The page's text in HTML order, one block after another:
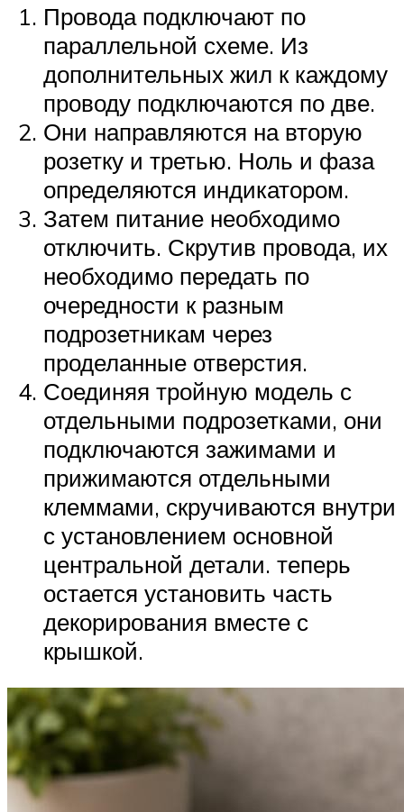
Провода подключают по
параллельной схеме. Из
дополнительных жил к каждому
проводу подключаются по две.
Они направляются на вторую
розетку и третью. Ноль и фаза
определяются индикатором.
Затем питание необходимо
отключить. Скрутив провода, их
необходимо передать по
очередности к разным
подрозетникам через
проделанные отверстия.
Соединяя тройную модель с
отдельными подрозетками, они
подключаются зажимами и
прижимаются отдельными
клеммами, скручиваются внутри
с установлением основной
центральной детали. теперь
остается установить часть
декорирования вместе с
крышкой.